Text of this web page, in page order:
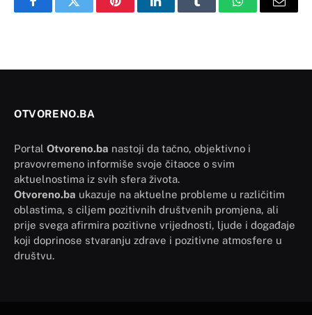
FacebookTwitter PinterestLinkedInTumblr WhatsAppEmail
OTVORENO.BA
Portal Otvoreno.ba nastoji da tačno, objektivno i
pravovremeno informiše svoje čitaoce o svim
aktuelnostima iz svih sfera života.
Otvoreno.ba ukazuje na aktuelne probleme u različitim
oblastima, s ciljem pozitivnih društvenih promjena, ali
prije svega afirmira pozitivne vrijednosti, ljude i događaje
koji doprinose stvaranju zdrave i pozitivne atmosfere u
društvu.